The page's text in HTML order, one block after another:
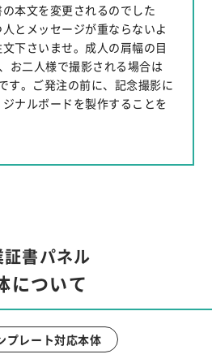
本文を変更されるのでした
とメッセージが重ならないよ
下さいませ。成人の肩幅の目
お二人様で撮影される場合は
す。ご発注の前に、記念撮影に
ナルボードを製作することを
証書パネル
について
プレート対応本体